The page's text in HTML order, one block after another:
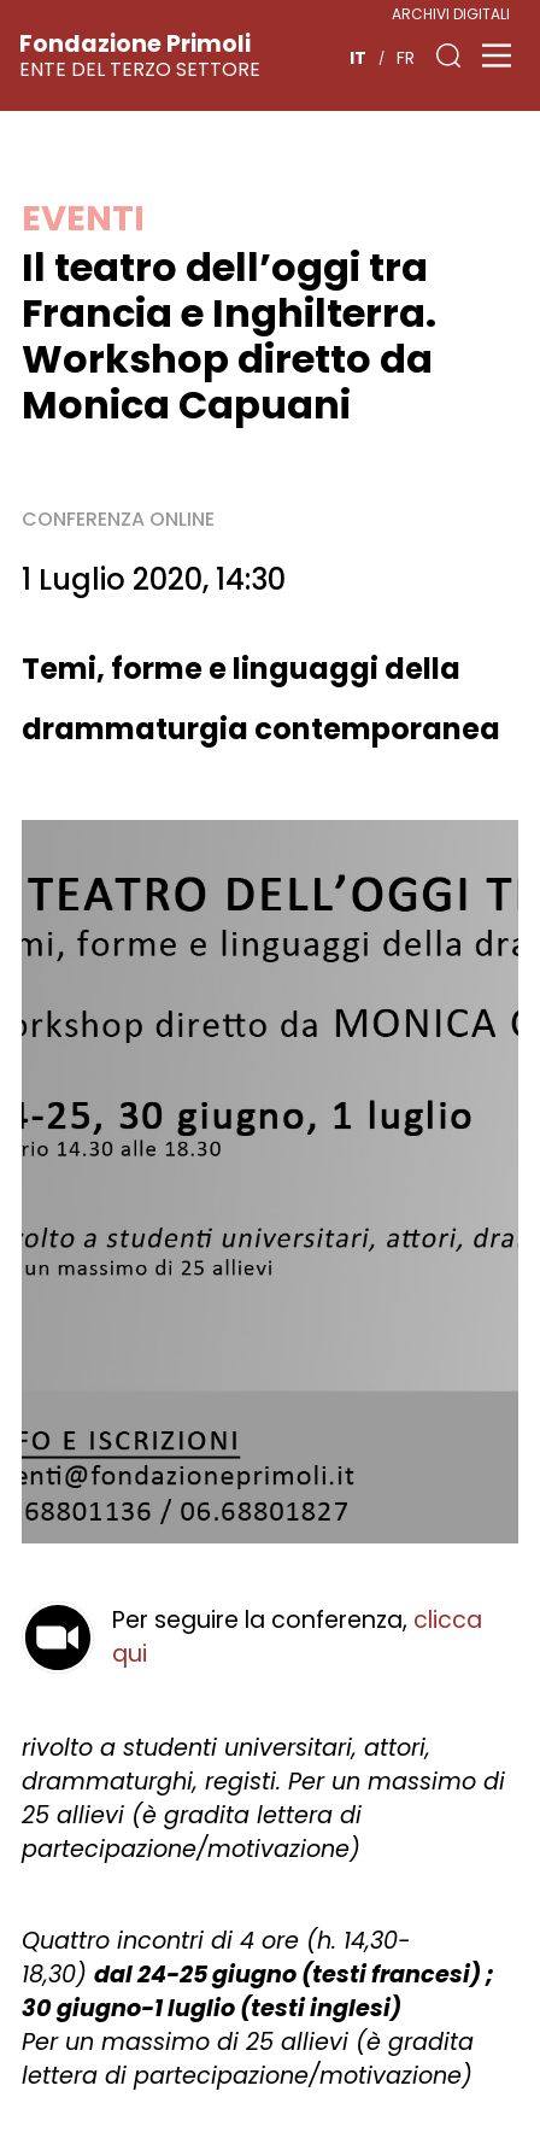
Vai
contenuto
Fondazione Primoli
ENTE DEL TERZO SETTORE
ARCHIVI DIGITALI
IT FR
EVENTI
Il teatro dell’oggi tra
Francia e Inghilterra.
Workshop diretto da
Monica Capuani
CONFERENZA ONLINE
1 Luglio 2020, 14:30
Per seguire la conferenza, clicca
qui
Temi, forme e linguaggi della
drammaturgia contemporanea
rivolto a studenti universitari, attori,
drammaturghi, registi. Per un massimo di
25 allievi (è gradita lettera di
partecipazione/motivazione)
Quattro incontri di 4 ore (h. 14,30-
18,30)dal 24-25 giugno (testi francesi) ;
30 giugno-1 luglio (testi inglesi)
Per un massimo di 25 allievi (è gradita
lettera di partecipazione/motivazione)